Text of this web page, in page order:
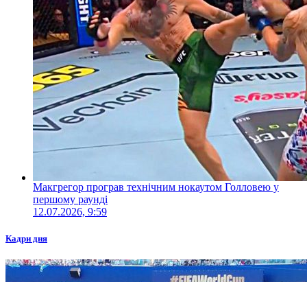
Макгрегор програв технічним нокаутом Голловею у
першому раунді
12.07.2026, 9:59
Кадри дня